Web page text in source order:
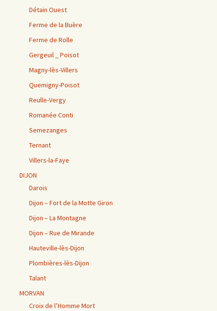
Détain Ouest
Ferme de la Buère
Ferme de Rolle
Gergeuil _ Poisot
Magny-lès-Villers
Quemigny-Poisot
Reulle-Vergy
Romanée Conti
Semezanges
Ternant
Villers-la-Faye
DIJON
Darois
Dijon – Fort de la Motte Giron
Dijon – La Montagne
Dijon – Rue de Mirande
Hauteville-lès-Dijon
Plombières-lès-Dijon
Talant
MORVAN
Croix de l’Homme Mort